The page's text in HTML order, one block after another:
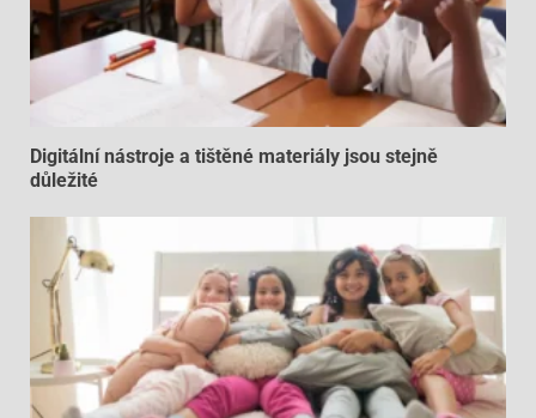
Digitální nástroje a tištěné materiály jsou stejně
důležité